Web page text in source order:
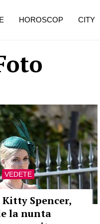
VEDETE
Spencer,
la nunta
HOROSCOP CITY
dureroasă este investigația